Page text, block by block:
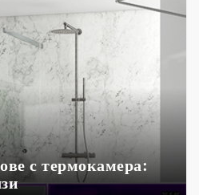
с термокамера: